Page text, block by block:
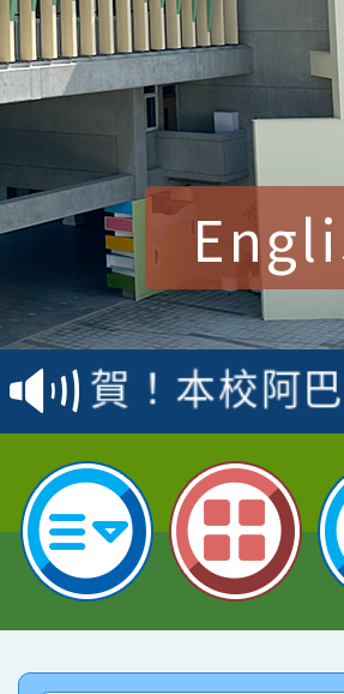
賀！本校參
賽 洪綺君教
名
賀！本校阿
倩參加桃園
名 指導老師
賀！本校四
園市英語競
指導老師林
賀！本校參
賽 劉文瑛教
賀！本校參